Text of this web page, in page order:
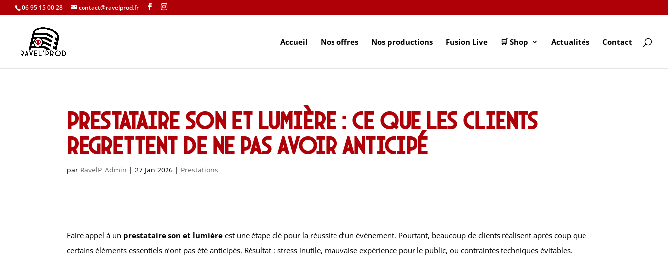
06 95 15 00 28 contact@ravelprod.fr
Accueil Nos offres Nos productions Fusion Live 🛒 Shop Actualités Contact
Prestataire son et lumière : ce que les clients
regrettent de ne pas avoir anticipé
par RavelP_Admin | 27 Jan 2026 | Prestations
Faire appel à un prestataire son et lumière est une étape clé pour la réussite d’un événement. Pourtant, beaucoup de clients réalisent après coup que
certains éléments essentiels n’ont pas été anticipés. Résultat : stress inutile, mauvaise expérience pour le public, ou contraintes techniques évitables.